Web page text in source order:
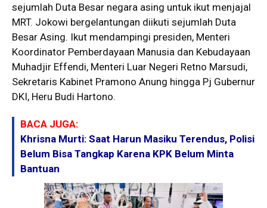
sejumlah Duta Besar negara asing untuk ikut menjajal
MRT. Jokowi bergelantungan diikuti sejumlah Duta
Besar Asing. Ikut mendampingi presiden, Menteri
Koordinator Pemberdayaan Manusia dan Kebudayaan
Muhadjir Effendi, Menteri Luar Negeri Retno Marsudi,
Sekretaris Kabinet Pramono Anung hingga Pj Gubernur
DKI, Heru Budi Hartono.
BACA JUGA:
Khrisna Murti: Saat Harun Masiku Terendus, Polisi
Belum Bisa Tangkap Karena KPK Belum Minta
Bantuan